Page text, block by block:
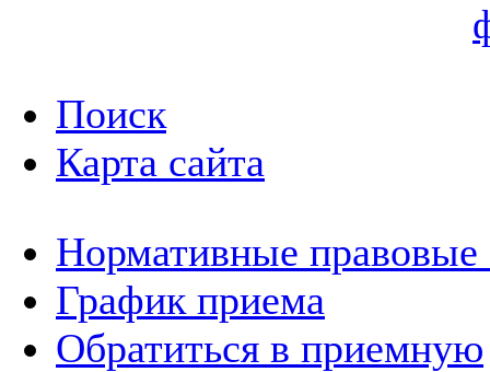
Поиск
Карта сайта
Нормативные правовые
График приема
Обратиться в приемную